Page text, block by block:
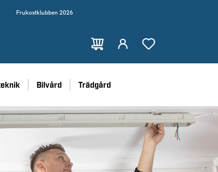
Frukostklubben 2026
Bilvård Trädgård